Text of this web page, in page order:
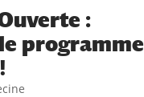
:
programme